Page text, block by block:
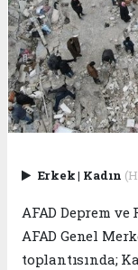
Erkek| Kadın
AFAD Deprem
AFAD Genel
toplantısında;